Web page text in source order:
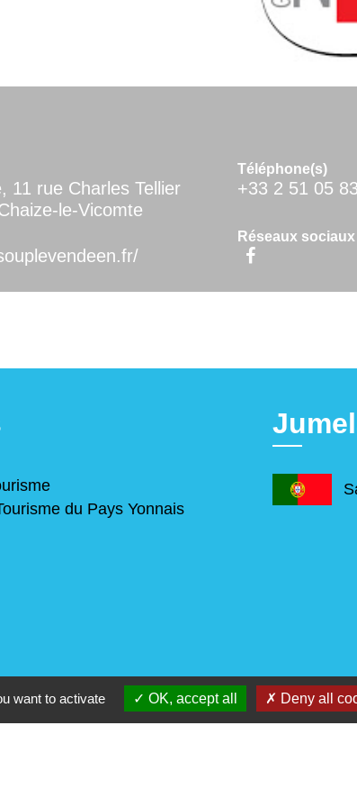
11 rue Charles Tellier
le-Vicomte
Téléphone(s)
+33 2 51 05
Réseaux sociaux
du Pays Yonnais
want to activate OK, accept all Deny all